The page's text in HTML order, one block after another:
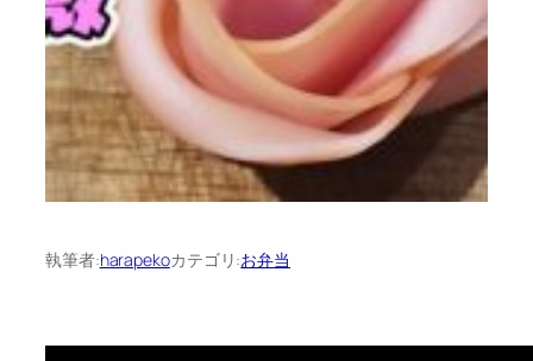
執筆者:harapekoカテゴリ:お弁当